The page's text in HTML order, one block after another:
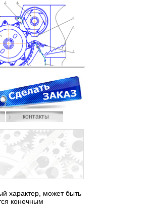
контакты
характер, может быть
конечным